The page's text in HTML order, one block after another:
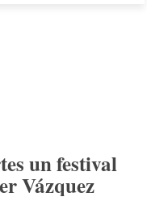
un festival
Vázquez